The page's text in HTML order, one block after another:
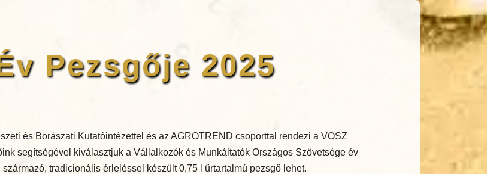
Pezsgője 2025
és Borászati Kutatóintézettel és az AGROTREND csoporttal rendezi a VOSZ
segítségével kiválasztjuk a Vállalkozók és Munkáltatók Országos Szövetsége év
tradicionális érleléssel készült 0,75 l űrtartalmú pezsgő lehet.